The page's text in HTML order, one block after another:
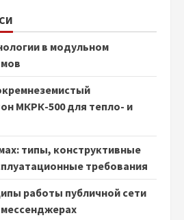
в модульном
МКРК-500 для тепло- и
типы, конструктивные
требования
работы публичной сети